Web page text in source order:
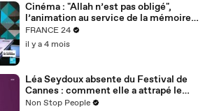
Cinéma : "Allah n’est pas obligé",
l’animation au service de la mémoire
des enfants-soldats
FRANCE 24
il y a 4 mois
Léa Seydoux absente du Festival de
Cannes : comment elle a attrapé le
Covid
Non Stop People